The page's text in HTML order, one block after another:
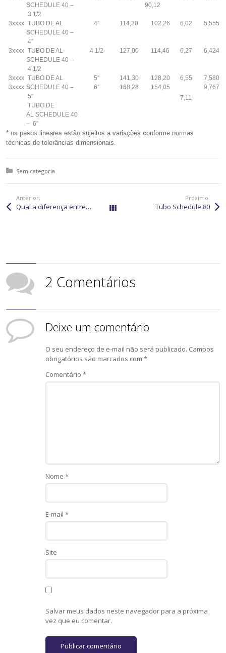
SCHEDULE 40 –
3 1/2
90,12
3xxxx TUBO DE AL
SCHEDULE 40 –
4″
4″ 114,30 102,26 6,02 5,555
3xxxx TUBO DE AL
SCHEDULE 40 –
4 1/2
4 1/2 127,00 114,46 6,27 6,424
3xxxx
3xxxx
TUBO DE AL
SCHEDULE 40 –
5″
TUBO DE
AL SCHEDULE 40
– 6″
5″
6″
141,30
168,28
128,20
154,05
6,55
7,11
7,580
9,767
* os pesos lineares estão sujeitos a variações conforme normas
técnicas de tolerâncias dimensionais.
Posted in:
Sem categoria
Anterior:
Qual a diferença entre pintura eletrostática e anodização? Todos os posts
Próximo:
Tubo Schedule 80
2 Comentários
Deixe um comentário
O seu endereço de e-mail não será publicado. Campos
obrigatórios são marcados com*
Comentário*
Nome*
E-mail*
Site
Salvar meus dados neste navegador para a próxima
vez que eu comentar.